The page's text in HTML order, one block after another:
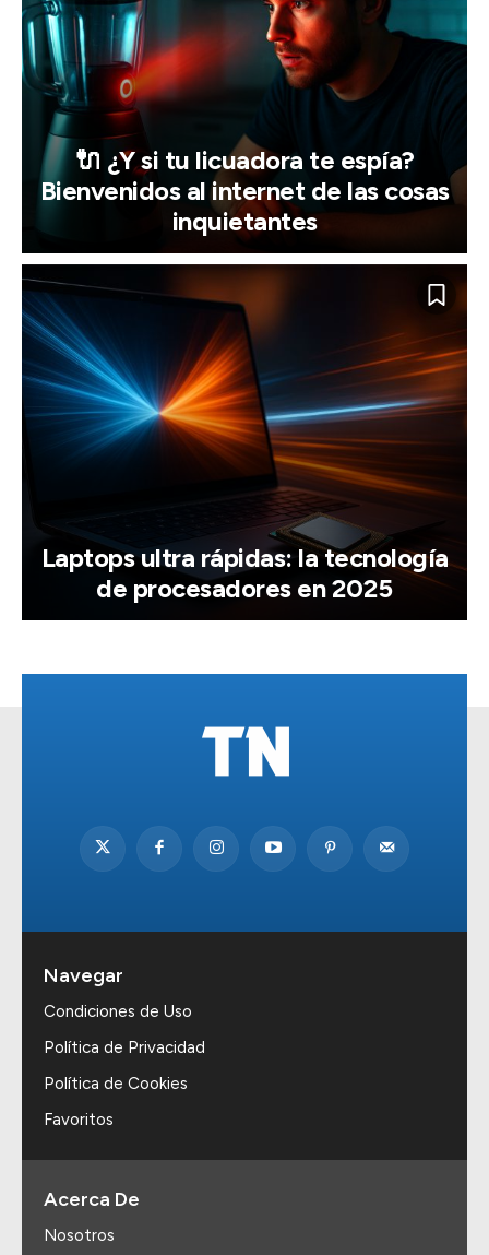
🔌 ¿Y si tu licuadora te espía?
Bienvenidos al internet de las cosas
inquietantes
Laptops ultra rápidas: la tecnología
de procesadores en 2025
Navegar
Condiciones de Uso
Política de Privacidad
Política de Cookies
Favoritos
Acerca De
Nosotros